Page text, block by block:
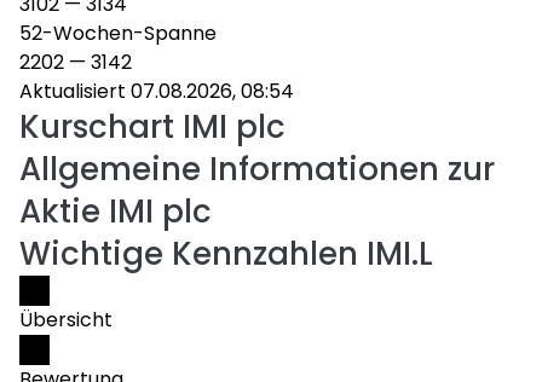
52-Wochen-Spanne
2202 — 3142
Aktualisiert 07.08.2026, 08:54
Kurschart IMI plc
Allgemeine Informationen zur
Aktie IMI plc
Wichtige Kennzahlen IMI.L
Übersicht